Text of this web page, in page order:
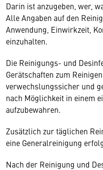
Darin ist anzugeben, wer,
Alle Angaben auf den
Anwendung, Einwirkzeit,
einzuhalten.
Die Reinigungs- und
Gerätschaften zum
verwechslungssicher und
nach Möglichkeit in einem
aufzubewahren.
Zusätzlich zur täglichen
eine Generalreinigung
Nach der Reinigung und